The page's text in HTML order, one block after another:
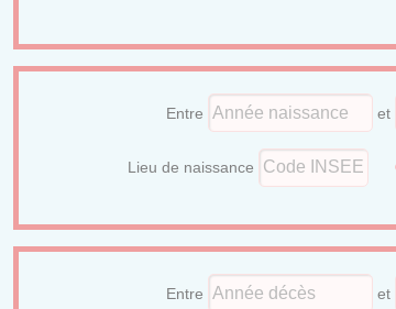
Entre et
Lieu de naissance
Entre et